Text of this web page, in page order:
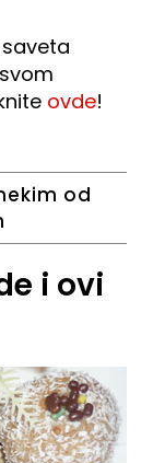
ovde!
od
i ovi